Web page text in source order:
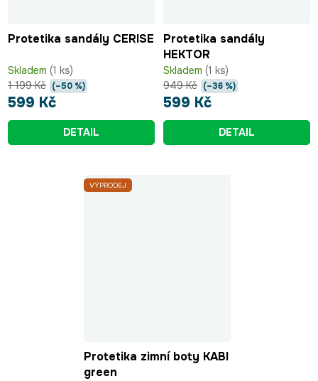
Protetika sandály CERISE
Skladem (1 ks)
599 Kč
1 199 Kč (–50 %)
DETAIL
Protetika sandály
HEKTOR
Skladem (1 ks)
599 Kč
949 Kč (–36 %)
DETAIL
VÝPRODEJ
Protetika zimní boty KABI
green